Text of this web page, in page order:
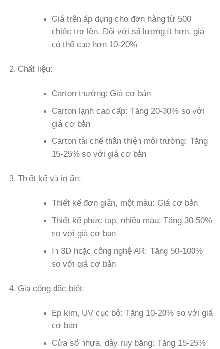
Giá trên áp dụng cho đơn hàng từ 500
chiếc trở lên. Đối với số lượng ít hơn, giá
có thể cao hơn 10-20%.
Chất liệu:
Carton thường: Giá cơ bản
Carton lạnh cao cấp: Tăng 20-30% so với
giá cơ bản
Carton tái chế thân thiện môi trường: Tăng
15-25% so với giá cơ bản
Thiết kế và in ấn:
Thiết kế đơn giản, một màu: Giá cơ bản
Thiết kế phức tạp, nhiều màu: Tăng 30-50%
so với giá cơ bản
In 3D hoặc công nghệ AR: Tăng 50-100%
so với giá cơ bản
Gia công đặc biệt:
Ép kim, UV cục bộ: Tăng 10-20% so với giá
cơ bản
Cửa sổ nhựa, dây ruy băng: Tăng 15-25%